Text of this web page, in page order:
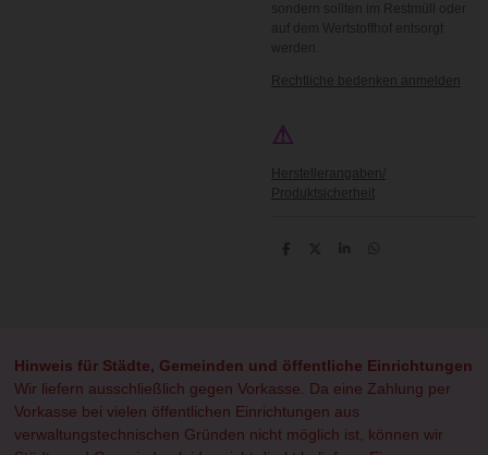
sondern sollten im Restmüll oder
auf dem Wertstoffhof entsorgt
werden.
Rechtliche bedenken anmelden
⚠
Herstellerangaben/
Produktsicherheit
T
T
T
Hinweis für Städte, Gemeinden und öffentliche Einrichtungen
Wir liefern ausschließlich gegen Vorkasse. Da eine Zahlung per
Vorkasse bei vielen öffentlichen Einrichtungen aus
verwaltungstechnischen Gründen nicht möglich ist, können wir